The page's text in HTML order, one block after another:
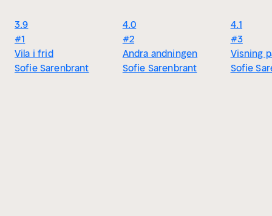
3.9
#1
Vila i frid
Sofie Sarenbrant
4.0
#2
Andra andningen
Sofie Sarenbrant
4.1
#3
Visning
Sofie